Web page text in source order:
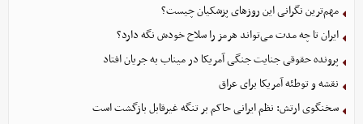
مهم‌ترین نگرانی‌ این روزهای پزشکیان چیست؟
ایران تا چه مدت می‌تواند هرمز را سلاح خودش نگه دارد؟
پرونده حقوقی جنایت جنگی آمریکا در میناب به جریان افتاد
نقشه و توطئه آمریکا برای عراق
سخنگوی ارتش: نظم ایرانی حاکم بر تنگه غیرقابل بازگشت است